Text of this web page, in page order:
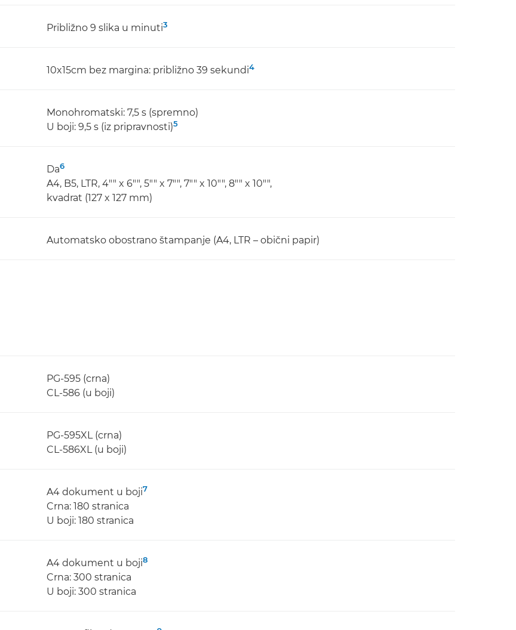
Približno 9 slika u minuti3
10x15cm bez margina: približno 39 sekundi4
Monohromatski: 7,5 s (spremno)
U boji: 9,5 s (iz pripravnosti)5
Da6
A4, B5, LTR, 4"" x 6"", 5"" x 7"", 7"" x 10"", 8"" x 10"",
kvadrat (127 x 127 mm)
Automatsko obostrano štampanje (A4, LTR – obični papir)
PG-595 (crna)
CL-586 (u boji)
PG-595XL (crna)
CL-586XL (u boji)
A4 dokument u boji7
Crna: 180 stranica
U boji: 180 stranica
A4 dokument u boji8
Crna: 300 stranica
U boji: 300 stranica